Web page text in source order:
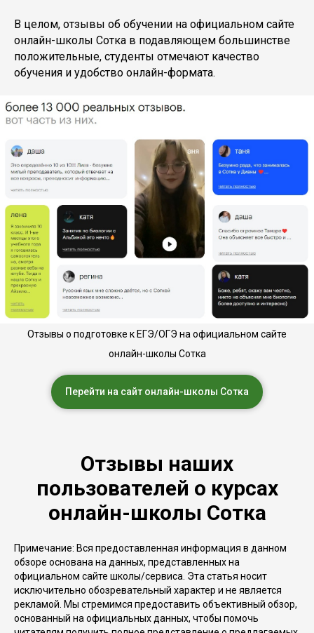
В целом, отзывы об обучении на официальном сайте
онлайн-школы Сотка в подавляющем большинстве
положительные, студенты отмечают качество
обучения и удобство онлайн-формата.
Отзывы о подготовке к ЕГЭ/ОГЭ на официальном сайте
онлайн-школы Сотка
Перейти на сайт онлайн-школы Сотка
Отзывы наших
пользователей о курсах
онлайн-школы Сотка
Примечание: Вся предоставленная информация в данном
обзоре основана на данных, представленных на
официальном сайте школы/сервиса. Эта статья носит
исключительно обозревательный характер и не является
рекламой. Мы стремимся предоставить объективный обзор,
основанный на официальных данных, чтобы помочь